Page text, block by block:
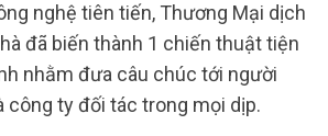
nghệ tiên tiến, Thương Mại dịch
đã biến thành 1 chiến thuật tiện
nhằm đưa câu chúc tới người
công ty đối tác trong mọi dịp.